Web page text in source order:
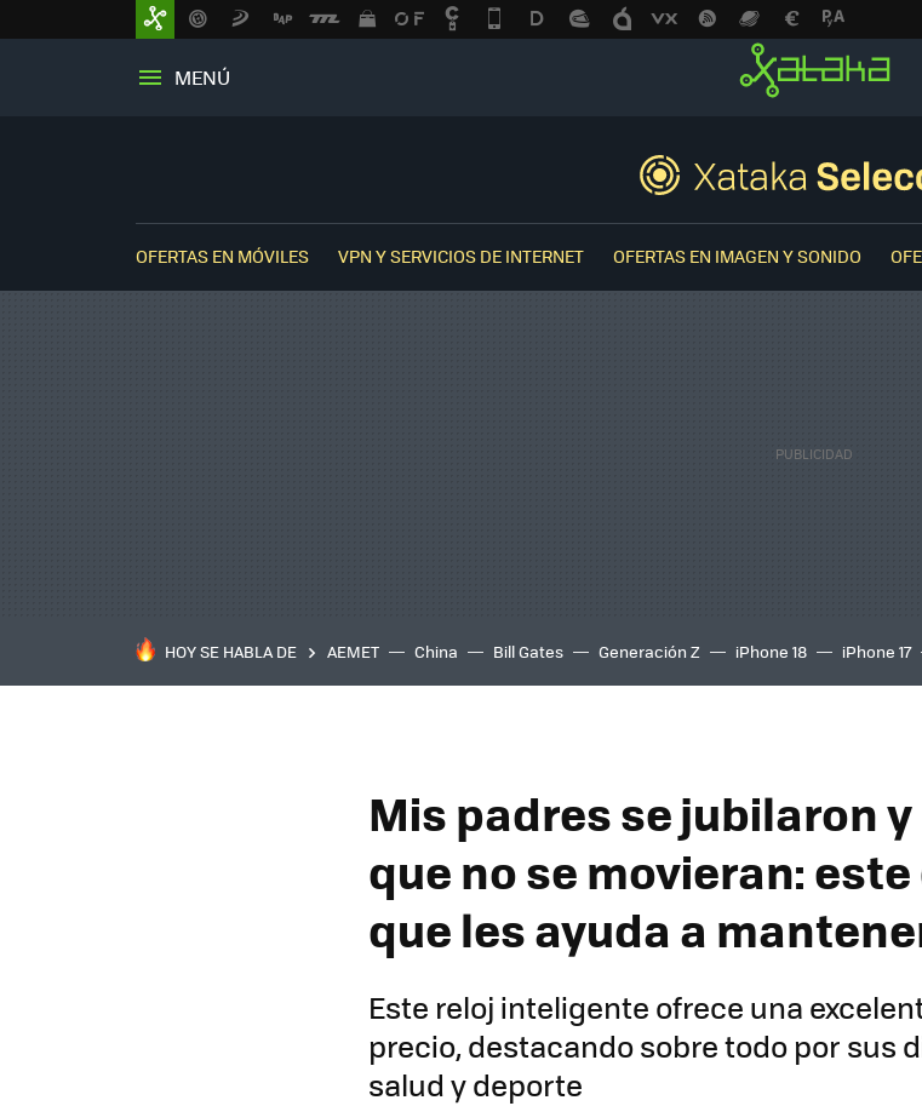
MENÚ
OFERTAS EN MÓVILES VPN Y SERVICIOS DE INTERNET OFERTAS EN IMAGEN Y SONIDO
HOY SE HABLA DE AEMET China Bill Gates Generación Z iPhone 18 iPhone 17
Mis padres se jubilaron
que no se movieran:
que les ayuda a
Este reloj inteligente ofrece una
precio, destacando sobre todo por sus
salud y deporte